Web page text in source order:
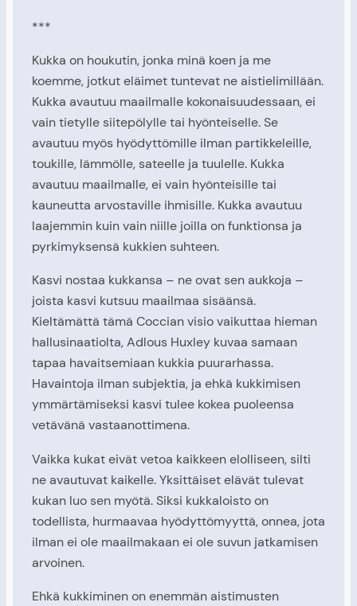
***
Kukka on houkutin, jonka minä koen ja me
koemme, jotkut eläimet tuntevat ne aistielimillään.
Kukka avautuu maailmalle kokonaisuudessaan, ei
vain tietylle siitepölylle tai hyönteiselle. Se
avautuu myös hyödyttömille ilman partikkeleille,
toukille, lämmölle, sateelle ja tuulelle. Kukka
avautuu maailmalle, ei vain hyönteisille tai
kauneutta arvostaville ihmisille. Kukka avautuu
laajemmin kuin vain niille joilla on funktionsa ja
pyrkimyksensä kukkien suhteen.
Kasvi nostaa kukkansa – ne ovat sen aukkoja –
joista kasvi kutsuu maailmaa sisäänsä.
Kieltämättä tämä Coccian visio vaikuttaa hieman
hallusinaatiolta, Adlous Huxley kuvaa samaan
tapaa havaitsemiaan kukkia puurarhassa.
Havaintoja ilman subjektia, ja ehkä kukkimisen
ymmärtämiseksi kasvi tulee kokea puoleensa
vetävänä vastaanottimena.
Vaikka kukat eivät vetoa kaikkeen elolliseen, silti
ne avautuvat kaikelle. Yksittäiset elävät tulevat
kukan luo sen myötä. Siksi kukkaloisto on
todellista, hurmaavaa hyödyttömyyttä, onnea, jota
ilman ei ole maailmakaan ei ole suvun jatkamisen
arvoinen.
Ehkä kukkiminen on enemmän aistimusten